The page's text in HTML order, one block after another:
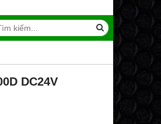
DC24V